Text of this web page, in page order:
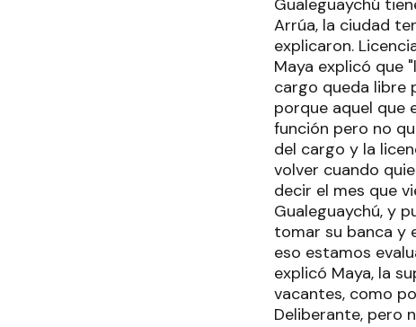
Gualeguaychú
Arrúa, la ciudad
explicaron.
Maya explicó que
cargo queda libre
porque aquel que
función pero no
del cargo y la
volver cuando
decir el mes que
Gualeguaychú, y
tomar su banca y
eso estamos
explicó Maya, la
vacantes, como
Deliberante, pero